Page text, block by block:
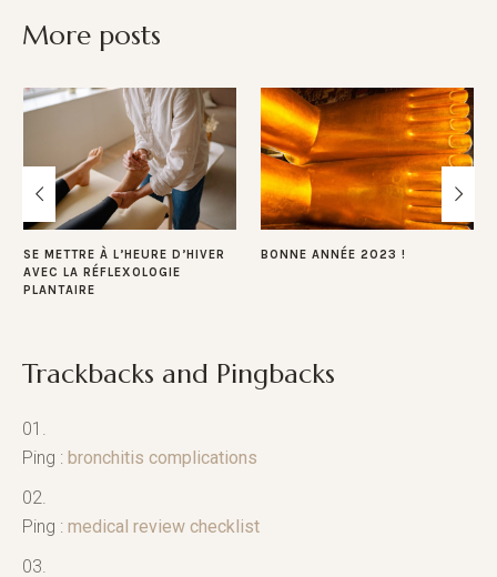
More posts
SE METTRE À L’HEURE D’HIVER
AVEC LA RÉFLEXOLOGIE
PLANTAIRE
BONNE ANNÉE 2023 !
Trackbacks and Pingbacks
Ping : bronchitis complications
Ping : medical review checklist